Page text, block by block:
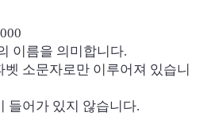
이름을 의미합니다.
소문자로만 이루어져 있습니
들어가 있지 않습니다.